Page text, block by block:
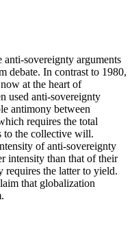
anti-sovereignty arguments
debate. In contrast to 1980,
at the heart of
used anti-sovereignty
antimony between
requires the total
to the collective will.
of anti-sovereignty
intensity than that of their
requires the latter to yield.
that globalization